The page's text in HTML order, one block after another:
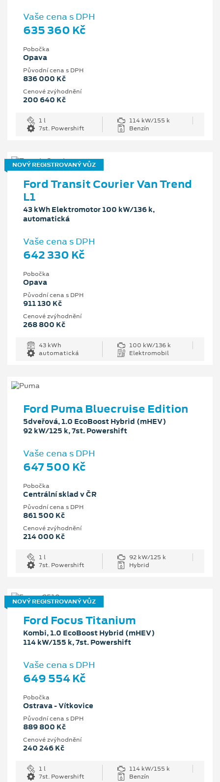
Vaše cena s DPH
635 360 Kč
Pobočka
Opava
Původní cena s DPH
836 000 Kč
Cenové zvýhodnění
200 640 Kč
1 l
114 kW/155 k
7st. Powershift
Benzín
NOVÝ REGISTROVANÝ VŮZ
Ford Transit Courier Van Trend
L1
43 kWh Elektromotor 100 kW/136 k,
automatická
Vaše cena s DPH
642 330 Kč
Pobočka
Opava
Původní cena s DPH
911 130 Kč
Cenové zvýhodnění
268 800 Kč
43 kWh
100 kW/136 k
automatická
Elektromobil
Ford Puma Bluecruise Edition
5dveřová, 1.0 EcoBoost Hybrid (mHEV)
92 kW/125 k, 7st. Powershift
Vaše cena s DPH
647 500 Kč
Pobočka
Centrální sklad v ČR
Původní cena s DPH
861 500 Kč
Cenové zvýhodnění
214 000 Kč
1 l
92 kW/125 k
7st. Powershift
Hybrid
NOVÝ REGISTROVANÝ VŮZ
Ford Focus Titanium
Kombi, 1.0 EcoBoost Hybrid (mHEV)
114 kW/155 k, 7st. Powershift
Vaše cena s DPH
649 554 Kč
Pobočka
Ostrava - Vítkovice
Původní cena s DPH
889 800 Kč
Cenové zvýhodnění
240 246 Kč
1 l
114 kW/155 k
7st. Powershift
Benzín